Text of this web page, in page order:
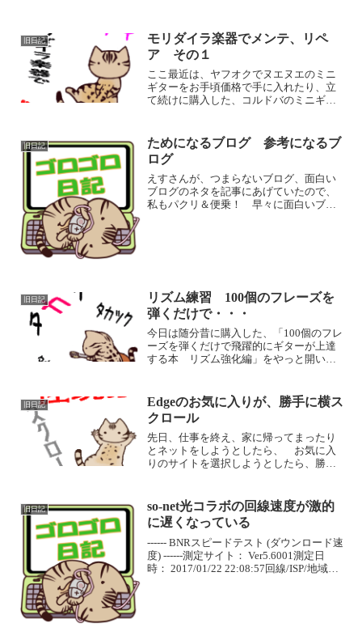
旧日記
モリダイラ楽器でメンテ、リペ
ア その１
ここ最近は、ヤフオクでヌエヌエのミニ
ギターをお手頃価格で手に入れたり、立
て続けに購入した、コルドバのミニギタ
たミニギターを弾いていると、モーリス
のS92に持ち替えたとき...
旧日記
ためになるブログ 参考になるブ
ログ
えすさんが、つまらないブログ、面白い
ブログのネタを記事にあげていたので、
私もパクリ＆便乗！ 早々に面白いブロ
旧日記
リズム練習 100個のフレーズを
弾くだけで・・・
今日は随分昔に購入した、「100個のフレ
ーズを弾くだけで飛躍的にギターが上達
する本 リズム強化編」をやっと開いて
というわけではありませんが、1個目のフ
レーズというか...
旧日記
Edgeのお気に入りが、勝手に横ス
クロール
先日、仕事を終え、家に帰ってまったり
とネットをしようとしたら、 お気に入
りのサイトを選択しようとしたら、勝手
再現されない怪現象 勝手にスクロール
されるので、マウスのスク...
旧日記
so-net光コラボの回線速度が激的
に遅くなっている
------ BNRスピードテスト (ダウンロード速
度) ------測定サイト： Ver5.6001測定日
時： 2017/01/22 22:08:57回線/ISP/地域：-